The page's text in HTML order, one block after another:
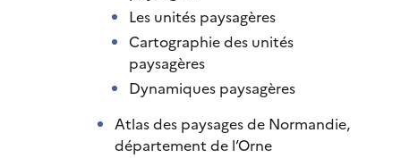
Les unités paysagères
Cartographie des unités
paysagères
Dynamiques paysagères
Atlas des paysages de Normandie,
département de l’Orne